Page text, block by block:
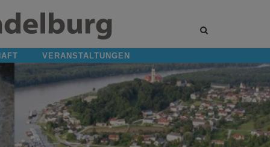
Site
VERANSTALTUNGEN